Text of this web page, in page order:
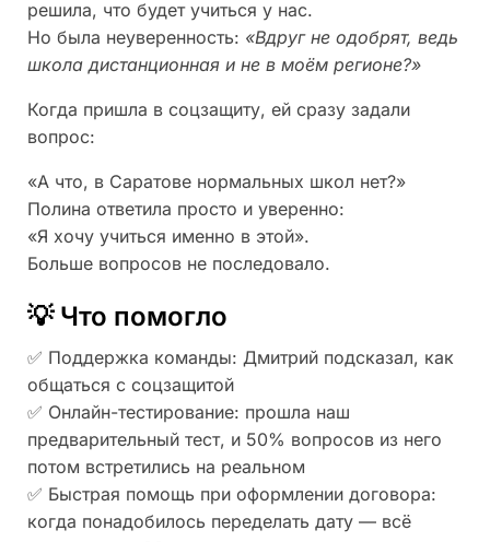
решила, что будет учиться у нас.
Но была неуверенность: «Вдруг не одобрят, ведь
школа дистанционная и не в моём регионе?»
Когда пришла в соцзащиту, ей сразу задали
вопрос:
«А что, в Саратове нормальных школ нет?»
Полина ответила просто и уверенно:
«Я хочу учиться именно в этой».
Больше вопросов не последовало.
💡 Что помогло
✅ Поддержка команды: Дмитрий подсказал, как
общаться с соцзащитой
✅ Онлайн-тестирование: прошла наш
предварительный тест, и 50% вопросов из него
потом встретились на реальном
✅ Быстрая помощь при оформлении договора:
когда понадобилось переделать дату — всё